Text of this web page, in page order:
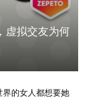
虚拟交友为何
界的女人都想要她